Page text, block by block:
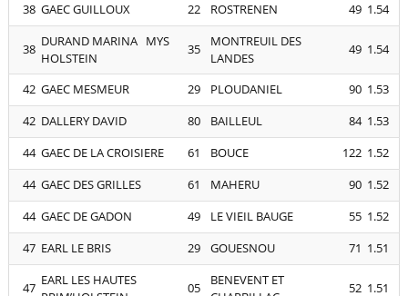
38 GAEC GUILLOUX 22 ROSTRENEN 49 1.54
38 DURAND MARINA MYS
HOLSTEIN
35
MONTREUIL DES
LANDES
49 1.54
42 GAEC MESMEUR 29 PLOUDANIEL 90 1.53
42 DALLERY DAVID 80 BAILLEUL 84 1.53
44 GAEC DE LA CROISIERE 61 BOUCE 122 1.52
44 GAEC DES GRILLES 61 MAHERU 90 1.52
44 GAEC DE GADON 49 LE VIEIL BAUGE 55 1.52
47 EARL LE BRIS 29 GOUESNOU 71 1.51
47 EARL LES HAUTES
05
BENEVENT ET
52 1.51